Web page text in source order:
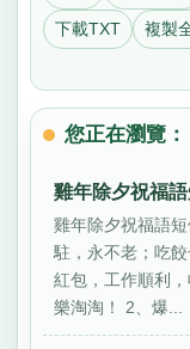
下載TXT 複製
您正在瀏覽
雞年除夕祝福
雞年除夕祝福語
駐，永不老；吃
紅包，工作順利
樂淘淘！ 2、爆...